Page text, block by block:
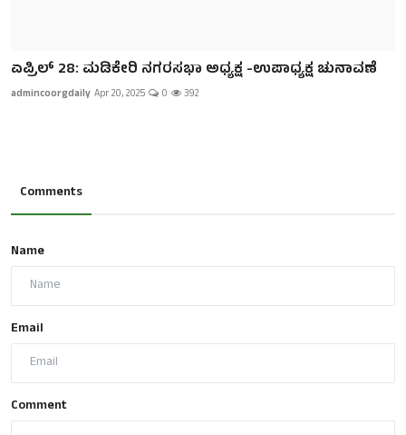
ಏಪ್ರಿಲ್ 28: ಮಡಿಕೇರಿ ನಗರಸಭಾ ಅಧ್ಯಕ್ಷ -ಉಪಾಧ್ಯಕ್ಷ ಚುನಾವಣೆ
admincoorgdaily Apr 20, 2025 0 392
Comments
Name
Email
Comment